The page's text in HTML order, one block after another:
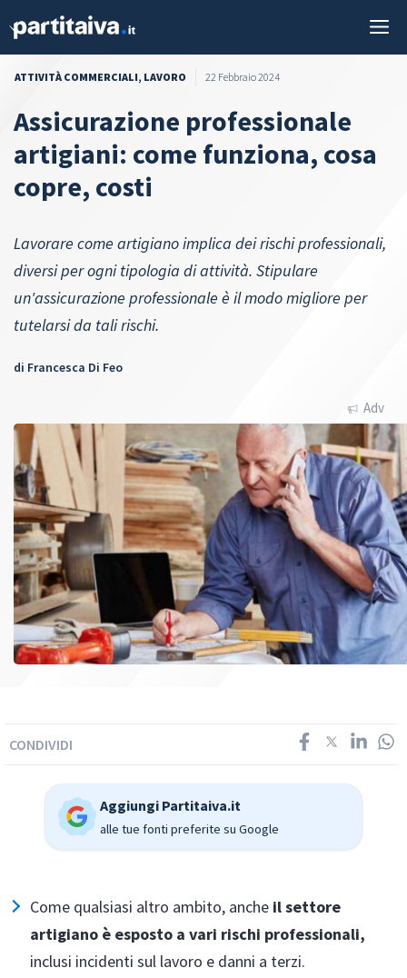
contenuto
ATTIVITÀ COMMERCIALI, LAVORO 22 Febbraio 2024
Assicurazione professionale
artigiani: come funziona, cosa
copre, costi
Lavorare come artigiano implica dei rischi professionali,
diversi per ogni tipologia di attività. Stipulare
un'assicurazione professionale è il modo migliore per
tutelarsi da tali rischi.
di Francesca Di Feo
Adv
CONDIVIDI
Aggiungi Partitaiva.it
alle tue fonti preferite su Google
Come qualsiasi altro ambito, anche il settore
artigiano è esposto a vari rischi professionali,
inclusi incidenti sul lavoro e danni a terzi.